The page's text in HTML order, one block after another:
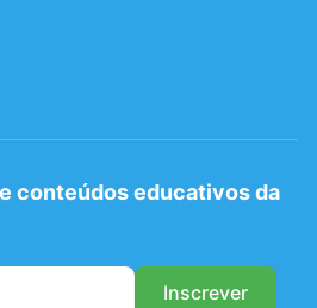
conteúdos educativos da